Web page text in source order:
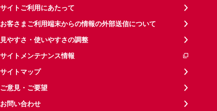
サイトご利用にあたって
お客さまご利用端末からの情報の外部送信について
見やすさ・使いやすさの調整
サイトメンテナンス情報
サイトマップ
ご意見・ご要望
お問い合わせ